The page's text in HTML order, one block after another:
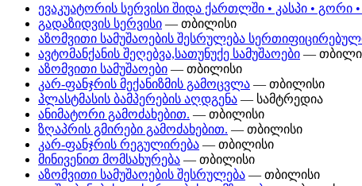
ევაკუატორის სერვისი შიდა ქართლში • კასპი • გორი
გადაზიდვის სერვისი — თბილისი
აზომვითი სამუშაოების შესრულება
ავტომანქანის შეღებვა,სათუნუქე სამუშაოები —
აზომვითი სამუშაოები — თბილისი
კარ-ფანჯრის მექანიზმის გამოცვლა — თბილისი
პლასტმასის ბამპერების აღდგენა — სამტრედია
ანიმატორი გამოძახებით. — თბილისი
ზღაპრის გმირები გამოძახებით. — თბილისი
კარ-ფანჯრის რეგულირება — თბილისი
მინივენით მომსახურება — თბილისი
აზომვითი სამუშაოების შესრულება — თბილისი